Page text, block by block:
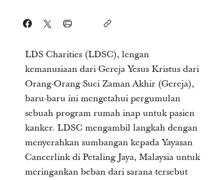
LDS Charities (LDSC), lengan
kemanusiaan dari Gereja Yesus Kristus dari
Orang-Orang Suci Zaman Akhir (Gereja),
baru-baru ini mengetahui pergumulan
sebuah program rumah inap untuk pasien
kanker. LDSC mengambil langkah dengan
menyerahkan sumbangan kepada Yayasan
Cancerlink di Petaling Jaya, Malaysia untuk
meringankan beban dari sarana tersebut